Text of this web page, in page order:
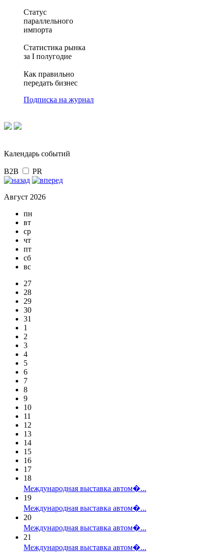
Статус
параллельного
импорта
Статистика рынка
за I полугодие
Как правильно
передать бизнес
Подписка на журнал
Календарь событий
B2B PR
Август 2026
пн
вт
ср
чт
пт
сб
вс
27
28
29
30
31
1
2
3
4
5
6
7
8
9
10
11
12
13
14
15
16
17
18
Международная выставка автом�...
19
Международная выставка автом�...
20
Международная выставка автом�...
21
Международная выставка автом�...